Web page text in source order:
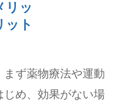
リッ
ット
ず薬物療法や運動
め、効果がない場